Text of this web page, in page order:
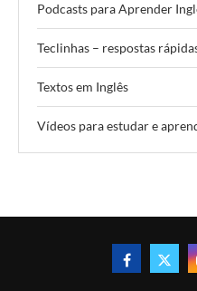
Podcasts para Aprender
Teclinhas – respostas
Textos em Inglês
Vídeos para estudar e